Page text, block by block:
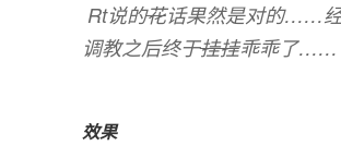
Rt说的花话果然是对的……
调教之后终于挂挂乖乖了……
效果